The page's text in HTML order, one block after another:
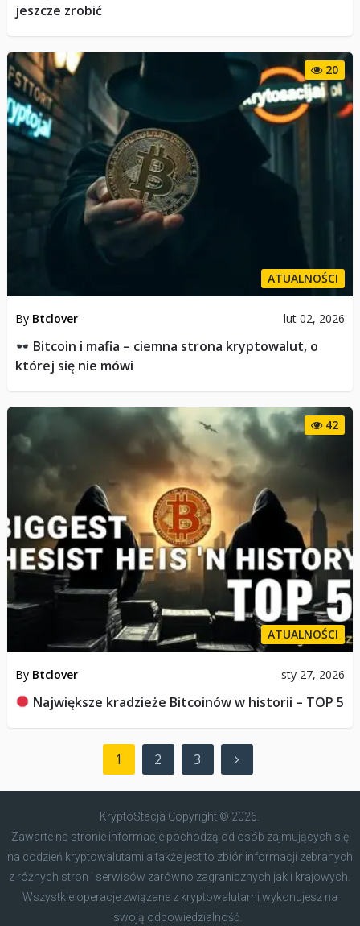
jeszcze zrobić
20
ATUALNOŚCI
By Btclover lut 02, 2026
Bitcoin i mafia – ciemna strona kryptowalut, o
której się nie mówi
42
ATUALNOŚCI
By Btclover sty 27, 2026
Największe kradzieże Bitcoinów w historii – TOP 5
Nawigacja
wpisach
1 2 3
KryptoStacja Copyright © 2026.
Zawarte na stronie informacje pochodzą od osób zajmujących się
na codzień kryptowalutami a także jest to zbiór informacji zebranych
z różnych stron i serwisów zarówno zagranicznych jak i krajowych.
Wszystkie operacje związane z kryptowalutami wykonujesz na
swoją odpowiedzialność.